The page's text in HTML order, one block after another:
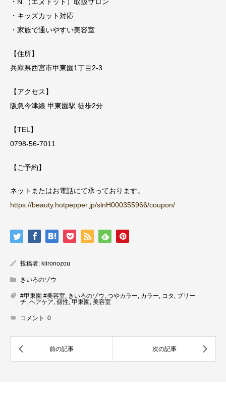
・N.（エヌドット）取扱サロン
・キッズカット対応
・家族で通いやすい美容室
【住所】
兵庫県西宮市甲東園1丁目2-3
【アクセス】
阪急今津線 甲東園駅 徒歩2分
【TEL】
0798-56-7011
【ご予約】
ネットまたはお電話にて承っております。
https://beauty.hotpepper.jp/slnH000355966/coupon/
投稿者: kiironozou
きいろのゾウ
#甲東園 #美容室, きいろのゾウ, つやカラー, カラー, コタ , ブリー
チ, ヘアケア, 個性, 甲東園 , 美容室
コメント: 0